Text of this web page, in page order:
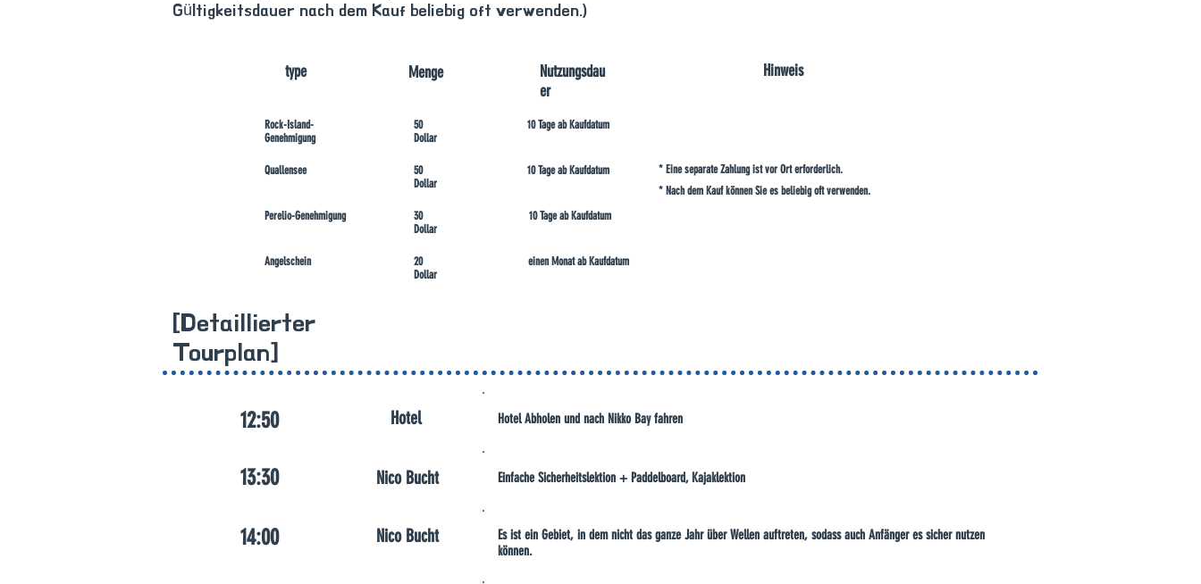
Gültigkeitsdauer nach dem Kauf beliebig oft verwenden.)
​type Menge
Nutzungsdau
er
Hinweis
Rock-Island-
Genehmigung
Quallensee
Perelio-Genehmigung
Angelschein
50
Dollar
50
Dollar
30
Dollar
20
Dollar
10 Tage ab Kaufdatum
10 Tage ab Kaufdatum
10 Tage ab Kaufdatum
einen Monat ab Kaufdatum
* Eine separate Zahlung ist vor Ort erforderlich.
* Nach dem Kauf können Sie es beliebig oft verwenden.
​[Detaillierter
Tourplan]
12:50
13:30
14:00
Hotel Hotel Abholen und nach Nikko Bay fahren
Nico Bucht Einfache Sicherheitslektion + Paddelboard, Kajaklektion
Nico Bucht
Es ist ein Gebiet, in dem nicht das ganze Jahr über Wellen auftreten, sodass auch Anfänger es sicher nutzen
können.